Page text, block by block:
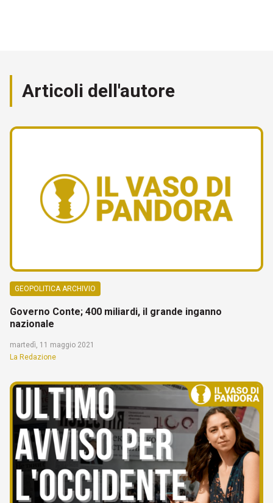
Articoli dell'autore
GEOPOLITICA ARCHIVIO
Governo Conte; 400 miliardi, il grande inganno
nazionale
martedì, 11 maggio 2021
La Redazione